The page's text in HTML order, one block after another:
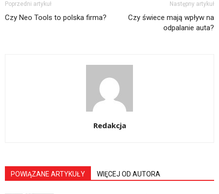
Poprzedni artykuł
Czy Neo Tools to polska firma?
Następny artykuł
Czy świece mają wpływ na
odpalanie auta?
Redakcja
POWIĄZANE ARTYKUŁY WIĘCEJ OD AUTORA